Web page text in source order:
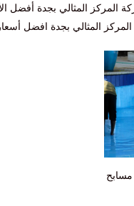
المركز المثالي بجدة أفضل
المثالي بجدة افضل